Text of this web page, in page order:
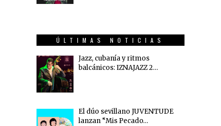
ÚLTIMAS NOTICIAS
Jazz, cubanía y ritmos
balcánicos: IZNAJAZZ 2…
El dúo sevillano JUVENTUDE
lanzan “Mis Pecado…